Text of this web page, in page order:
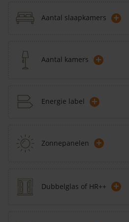
Aantal slaapkamers +
Aantal kamers +
Energie label +
Zonnepanelen +
Dubbelglas of HR++ +